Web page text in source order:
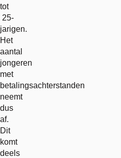
tot
25-
jarigen.
Het
aantal
jongeren
met
betalingsachterstanden
neemt
dus
af.
Dit
komt
deels